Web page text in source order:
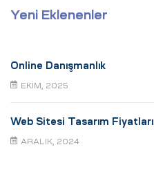
Yeni Eklenenler
Online Danışmanlık
EKIM, 2025
Web Sitesi Tasarım Fiyatları
ARALIK, 2024